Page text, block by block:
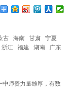
古 海南 甘肃
宁夏
浙江 福建 湖南
广东
中师资力量雄厚，有数